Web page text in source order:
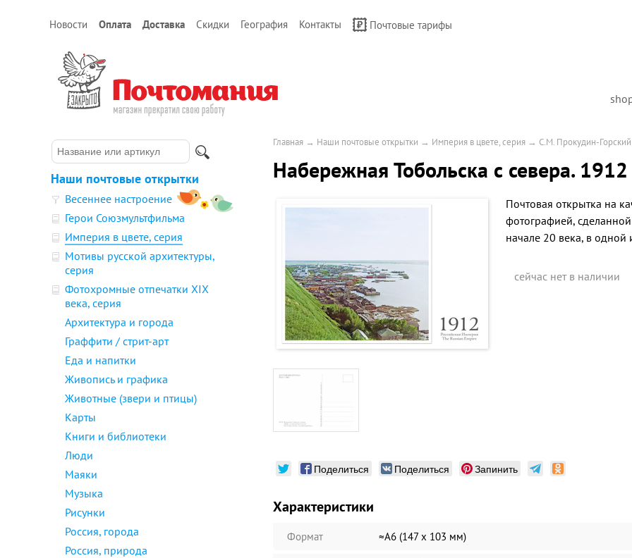
Новости Оплата Доставка Скидки География Контакты Почтовые тарифы
Наши почтовые открытки
Весеннее настроение
Герои Союзмультфильма
Империя в цвете, серия
Мотивы русской архитектуры,
серия
Фотохромные отпечатки XIX
века, серия
Архитектура и города
Граффити / стрит-арт
Еда и напитки
Живопись и графика
Животные (звери и птицы)
Карты
Книги и библиотеки
Люди
Маяки
Музыка
Рисунки
Россия, города
Россия, природа
Главная → Наши почтовые открытки → Империя в цвете, серия → С.М. Прокудин-Горский
Набережная Тобольска с севера.
Почтовая открытка на
фотографией,
начале 20 века, в
сейчас нет в наличии
Поделиться Поделиться Запинить
Характеристики
Формат ≈А6 (147 х 103 мм)